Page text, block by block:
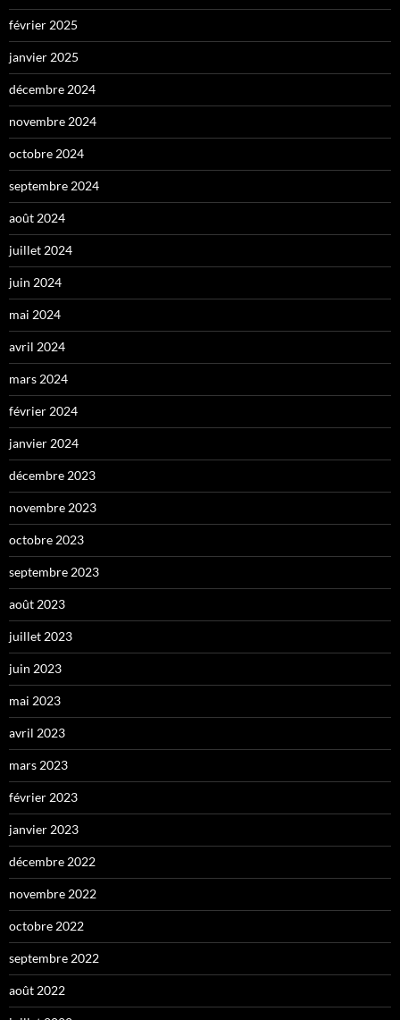
février 2025
janvier 2025
décembre 2024
novembre 2024
octobre 2024
septembre 2024
août 2024
juillet 2024
juin 2024
mai 2024
avril 2024
mars 2024
février 2024
janvier 2024
décembre 2023
novembre 2023
octobre 2023
septembre 2023
août 2023
juillet 2023
juin 2023
mai 2023
avril 2023
mars 2023
février 2023
janvier 2023
décembre 2022
novembre 2022
octobre 2022
septembre 2022
août 2022